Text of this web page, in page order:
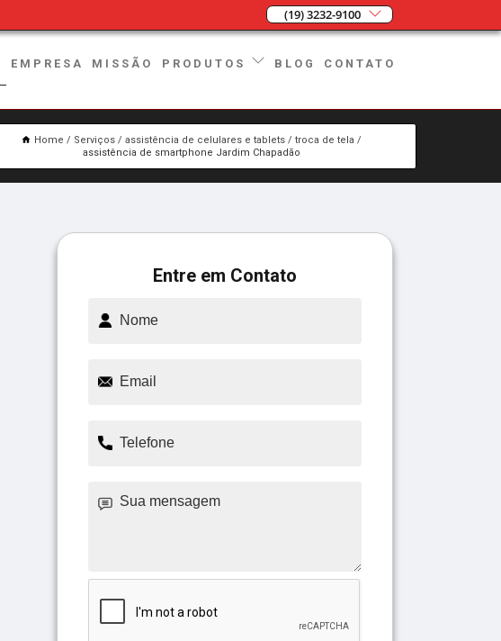
(19) 3232-9100
EMPRESA MISSÃO PRODUTOS BLOG CONTATO
Home Serviços assistência de celulares e tablets
troca de tela
assistência de smartphone Jardim Chapadão
Entre em Contato